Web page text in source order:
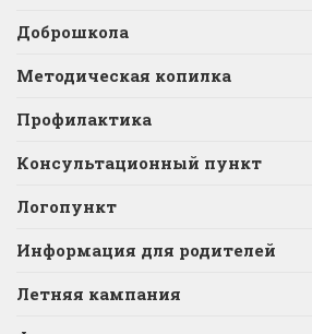
Доброшкола
Методическая копилка
Профилактика
Консультационный пункт
Логопункт
Информация для родителей
Летняя кампания